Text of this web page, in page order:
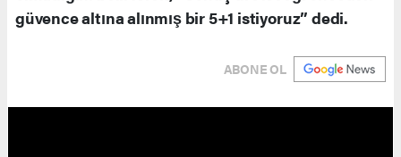
güvence altına alınmış bir 5+1 istiyoruz” dedi.
ABONE OL